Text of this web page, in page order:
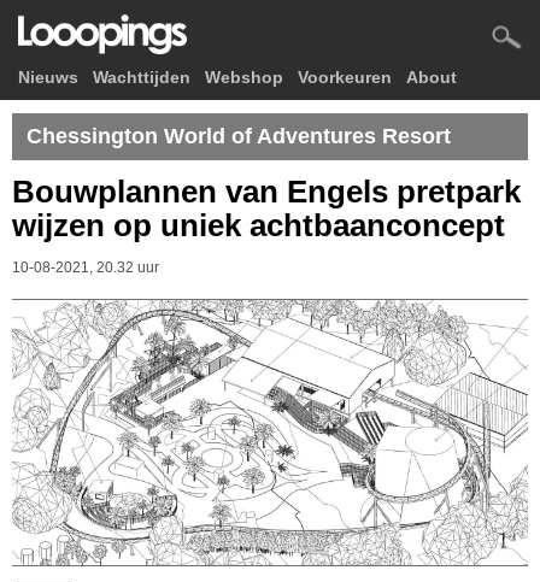
Nieuws Wachttijden Webshop Voorkeuren About
Chessington World of Adventures Resort
Bouwplannen van Engels pretpark
wijzen op uniek achtbaanconcept
10-08-2021, 20.32 uur